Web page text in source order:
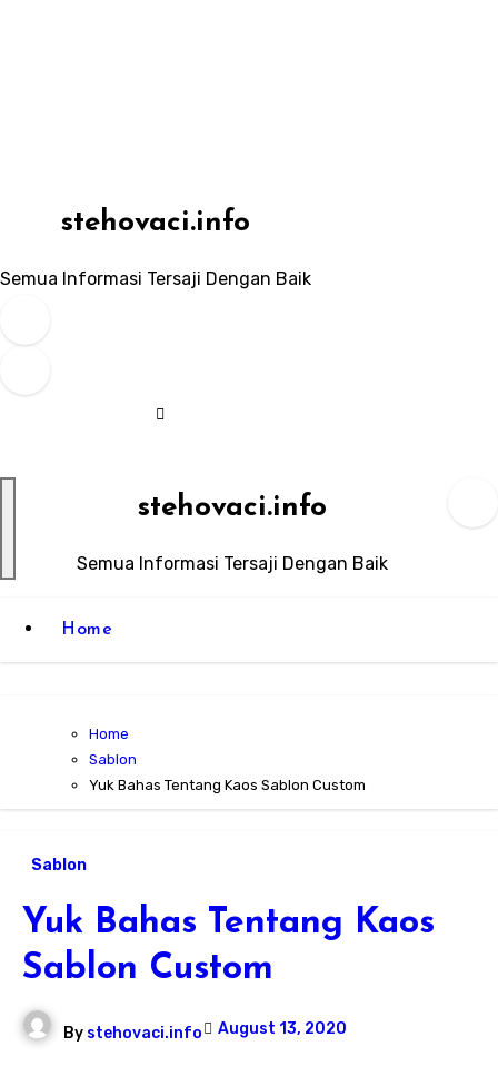
stehovaci.info
Semua Informasi Tersaji Dengan Baik
stehovaci.info
Semua Informasi Tersaji Dengan Baik
Home
Home
Sablon
Yuk Bahas Tentang Kaos Sablon Custom
Sablon
Yuk Bahas Tentang Kaos
Sablon Custom
By stehovaci.info August 13, 2020